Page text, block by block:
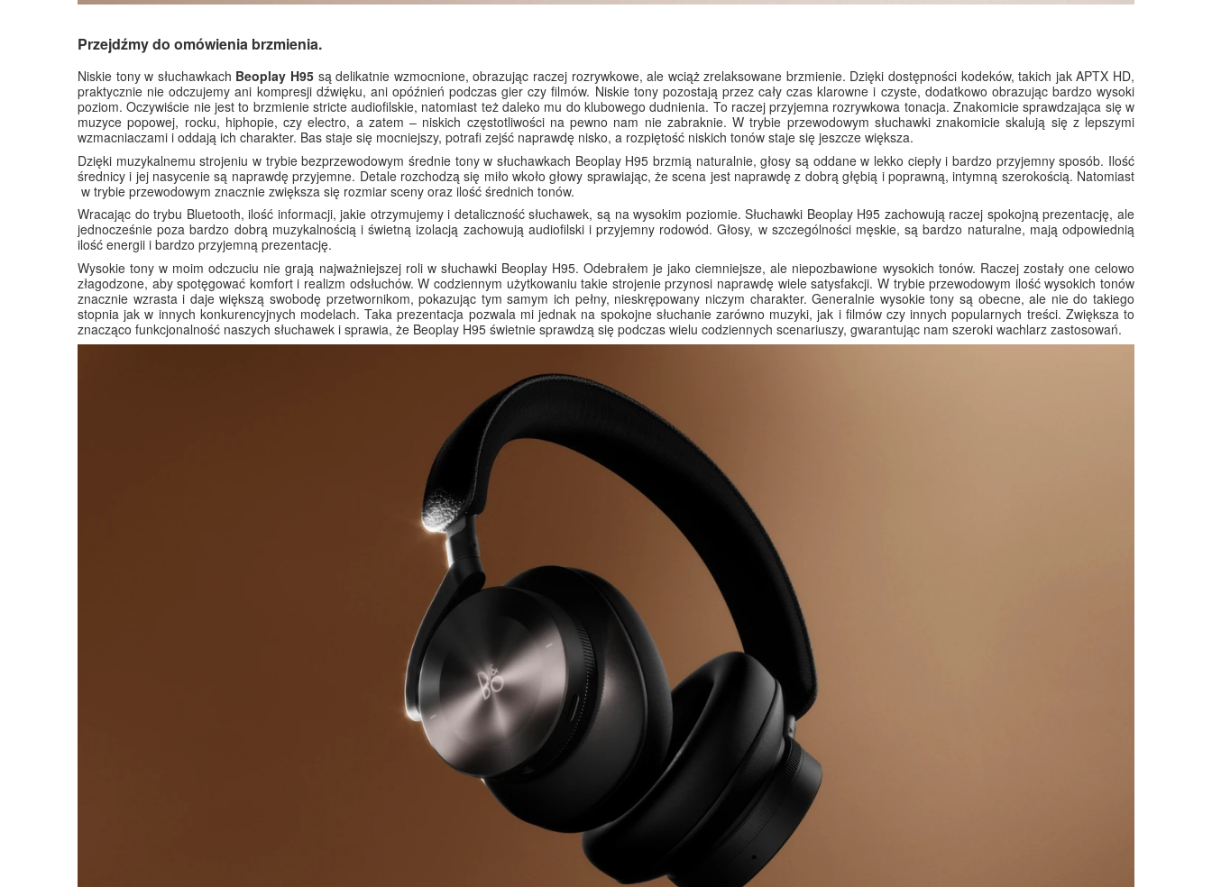
Przejdźmy do omówienia brzmienia.
Niskie tony w słuchawkach Beoplay H95są delikatnie wzmocnione, obrazując raczej rozrywkowe, ale wciąż zrelaksowane brzmienie. Dzięki dostępności kodeków, takich jak APTX HD,
praktycznie nie odczujemy ani kompresji dźwięku, ani opóźnień podczas gier czy filmów. Niskie tony pozostają przez cały czas klarowne i czyste, dodatkowo obrazując bardzo wysoki
poziom. Oczywiście nie jest to brzmienie stricte audiofilskie, natomiast też daleko mu do klubowego dudnienia. To raczej przyjemna rozrywkowa tonacja. Znakomicie sprawdzająca się w
muzyce popowej, rocku, hiphopie, czy electro, a zatem – niskich częstotliwości na pewno nam nie zabraknie. W trybie przewodowym słuchawki znakomicie skalują się z lepszymi
wzmacniaczami i oddają ich charakter. Bas staje się mocniejszy, potrafi zejść naprawdę nisko, a rozpiętość niskich tonów staje się jeszcze większa.
Dzięki muzykalnemu strojeniu w trybie bezprzewodowym średnie tony w słuchawkach Beoplay H95 brzmią naturalnie, głosy są oddane w lekko ciepły i bardzo przyjemny sposób. Ilość
średnicy i jej nasycenie są naprawdę przyjemne. Detale rozchodzą się miło wkoło głowy sprawiając, że scena jest naprawdę z dobrą głębią i poprawną, intymną szerokością. Natomiast
w trybie przewodowym znacznie zwiększa się rozmiar sceny oraz ilość średnich tonów.
Wracając do trybu Bluetooth, ilość informacji, jakie otrzymujemy i detaliczność słuchawek, są na wysokim poziomie. Słuchawki Beoplay H95 zachowują raczej spokojną prezentację, ale
jednocześnie poza bardzo dobrą muzykalnością i świetną izolacją zachowują audiofilski i przyjemny rodowód. Głosy, w szczególności męskie, są bardzo naturalne, mają odpowiednią
ilość energii i bardzo przyjemną prezentację.
Wysokie tony w moim odczuciu nie grają najważniejszej roli w słuchawki Beoplay H95. Odebrałem je jako ciemniejsze, ale niepozbawione wysokich tonów. Raczej zostały one celowo
złagodzone, aby spotęgować komfort i realizm odsłuchów. W codziennym użytkowaniu takie strojenie przynosi naprawdę wiele satysfakcji. W trybie przewodowym ilość wysokich tonów
znacznie wzrasta i daje większą swobodę przetwornikom, pokazując tym samym ich pełny, nieskrępowany niczym charakter. Generalnie wysokie tony są obecne, ale nie do takiego
stopnia jak w innych konkurencyjnych modelach. Taka prezentacja pozwala mi jednak na spokojne słuchanie zarówno muzyki, jak i filmów czy innych popularnych treści. Zwiększa to
znacząco funkcjonalność naszych słuchawek i sprawia, że Beoplay H95 świetnie sprawdzą się podczas wielu codziennych scenariuszy, gwarantując nam szeroki wachlarz zastosowań.